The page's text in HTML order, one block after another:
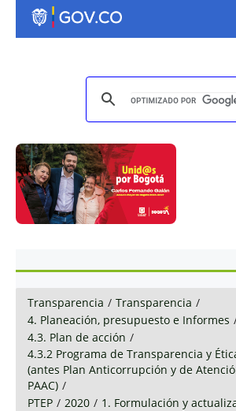
Transparencia / Transparencia /
4. Planeación, presupuesto e Informes
4.3. Plan de acción /
4.3.2 Programa de Transparencia y
(antes Plan Anticorrupción y de
PAAC) /
PTEP / 2020 / 1. Formulación y